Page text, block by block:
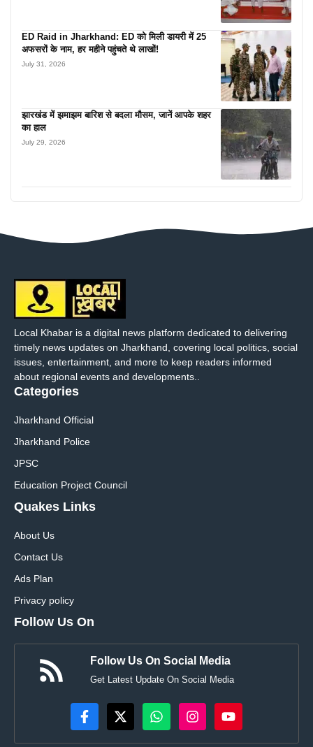
ED Raid in Jharkhand: ED को मिली डायरी में 25
अफसरों के नाम, हर महीने पहुंचते थे लाखों!
July 31, 2026
झारखंड में झमाझम बारिश से बदला मौसम, जानें आपके शहर
का हाल
July 29, 2026
Local Khabar is a digital news platform dedicated to delivering
timely news updates on Jharkhand, covering local politics, social
issues, entertainment, and more to keep readers informed
about regional events and developments..
Categories
Jharkhand Official
Jharkhand Police
JPSC
Education Project Council
Quakes Links
About Us
Contact Us
Ads Plan
Privacy policy
Follow Us On
Follow Us On Social Media
Get Latest Update On Social Media